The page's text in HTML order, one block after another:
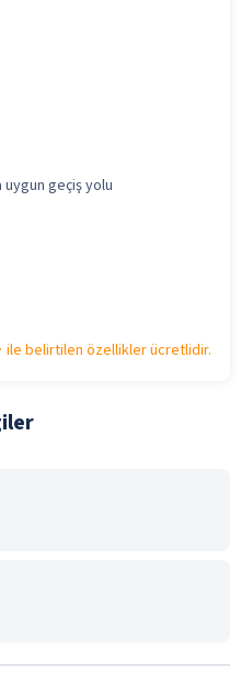
uygun geçiş yolu
ile belirtilen özellikler ücretlidir.